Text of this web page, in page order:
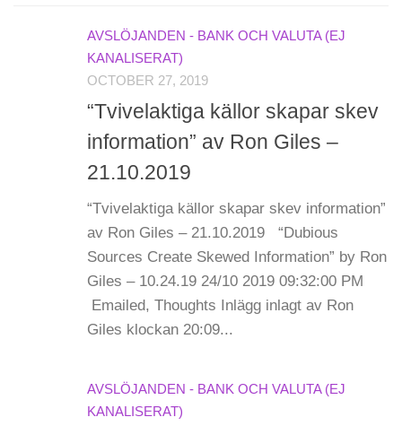
AVSLÖJANDEN - BANK OCH VALUTA (EJ
KANALISERAT)
OCTOBER 27, 2019
“Tvivelaktiga källor skapar skev
information” av Ron Giles –
21.10.2019
“Tvivelaktiga källor skapar skev information”
av Ron Giles – 21.10.2019 “Dubious
Sources Create Skewed Information” by Ron
Giles – 10.24.19 24/10 2019 09:32:00 PM
Emailed, Thoughts Inlägg inlagt av Ron
Giles klockan 20:09...
AVSLÖJANDEN - BANK OCH VALUTA (EJ
KANALISERAT)